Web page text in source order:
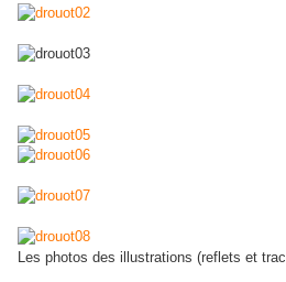
Les photos des illustrations (reflets et